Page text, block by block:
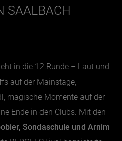
SAALBACH
in die 12.Runde – Laut und
auf der Mainstage,
magische Momente auf der
Ende in den Clubs. Mit den
Sondaschule und Arnim